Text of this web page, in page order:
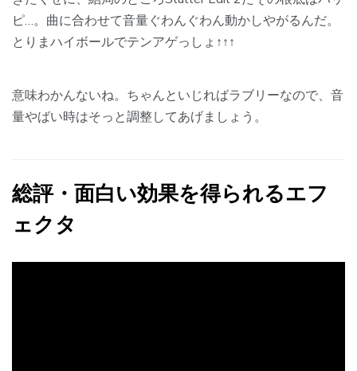
ピ…。曲に合わせて音量ぐわんぐわん動かしやがるんだ。
とりまハイボールでテンアゲっしょ↑↑↑
意味わかんないね。ちゃんといじればラブリーなので、音
量やばい時はそっと調整してあげましょう。
総評・面白い効果を得られるエフ
ェクタ